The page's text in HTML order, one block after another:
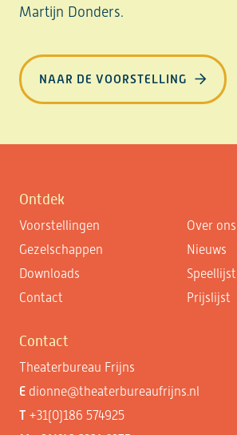
Martijn Donders.
NAAR DE VOORSTELLING
Ontdek
Voorstellingen
Over ons
Gezelschappen
Nieuws
Downloads
Speellijst
Contact
Prijslijst
Contact
Theaterbureau Frijns
E dionne@theaterbureaufrijns.nl
T +31(0)186 574925